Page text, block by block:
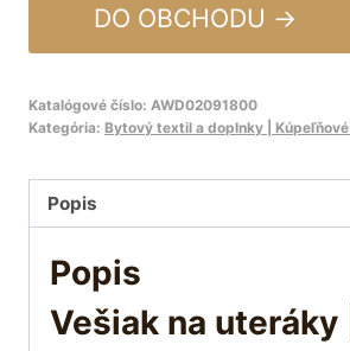
DO OBCHODU →
Katalógové číslo: AWD02091800
Kategória: Bytový textil a doplnky |
Popis
Popis
Vešiak na uteráky |